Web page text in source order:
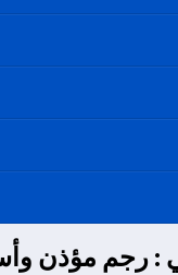
: رجم مؤذن